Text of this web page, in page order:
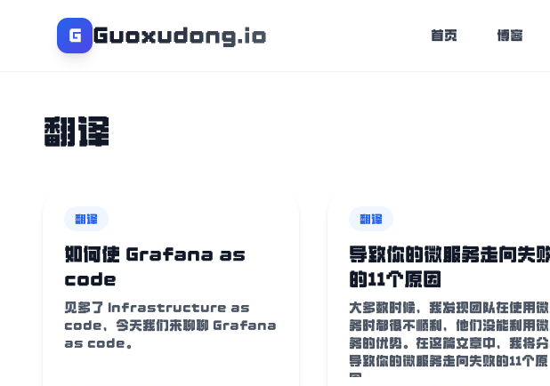
G Guoxudong.io 首页 博客
翻译
翻译
如何使 Grafana as
code
见多了 Infrastructure as
code，今天我们来聊聊 Grafana
as code。
翻译
导致你的微服务走向失
的11个原因
大多数时候，我发现团队在使用
务时都很不顺利，他们没能利用
务的优势。在这篇文章中，我将分
导致你的微服务走向失败的11个原
因。